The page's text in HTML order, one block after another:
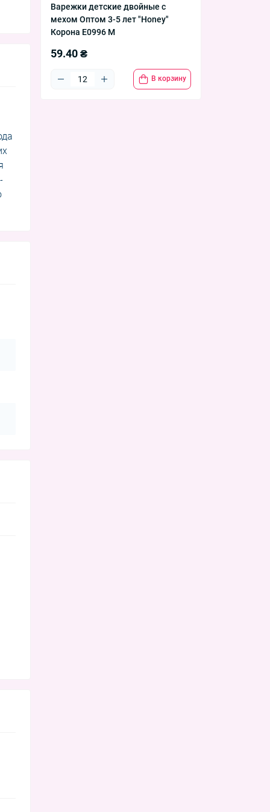
Варежки детские двойные с
мехом Оптом 3-5 лет "Honey"
Корона E0996 M
59.40 ₴
В корзину